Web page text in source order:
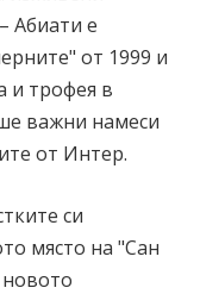
Абиати е
от 1999 и
и трофея в
важни намеси
от Интер.
си
място на "Сан